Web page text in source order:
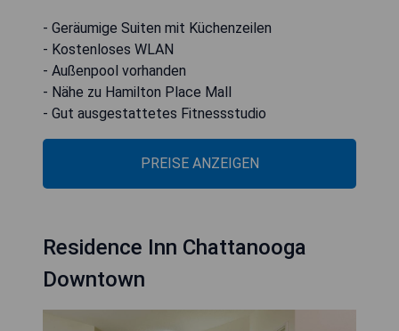
- Geräumige Suiten mit Küchenzeilen
- Kostenloses WLAN
- Außenpool vorhanden
- Nähe zu Hamilton Place Mall
- Gut ausgestattetes Fitnessstudio
PREISE ANZEIGEN
Residence Inn Chattanooga
Downtown